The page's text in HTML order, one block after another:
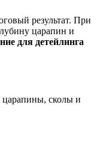
результат. При
царапин и
для детейлинга
сколы и